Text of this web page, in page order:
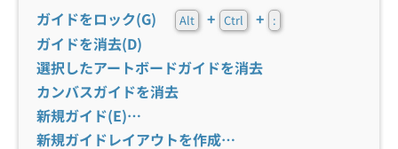
ガイドをロック(G) Alt + Ctrl + :
ガイドを消去(D)
選択したアートボードガイドを消去
カンバスガイドを消去
新規ガイド(E)…
新規ガイドレイアウトを作成…